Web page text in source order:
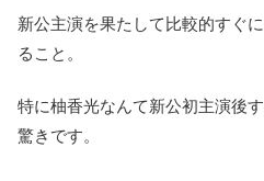
新公主演を果たして比較的すぐ
ること。
特に柚香光なんて新公初主演後
驚きです。